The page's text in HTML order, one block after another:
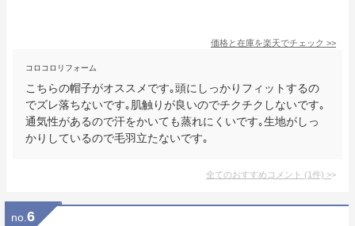
価格と在庫を楽天でチェック >>
コロコロリフォーム
こちらの帽子がオススメです｡頭にしっかりフィットするの
でズレ落ちないです｡肌触りが良いのでチクチクしないです｡
通気性があるので汗をかいても蒸れにくいです｡生地がしっ
かりしているので毛羽立たないです｡
全てのおすすめコメント (1件) >
no. 6